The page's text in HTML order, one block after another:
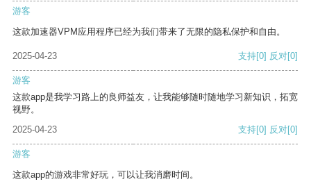
游客
这款加速器VPM应用程序已经为我们带来了无限的隐私保护和自由。
2025-04-23 支持[0] 反对[0]
游客
这款app是我学习路上的良师益友，让我能够随时随地学习新知识，拓宽
视野。
2025-04-23
支持[0] 反对[0]
游客
这款app的游戏非常好玩，可以让我消磨时间。